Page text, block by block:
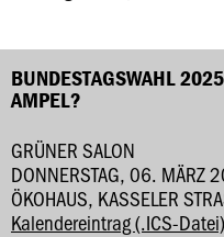
BUNDESTAGSWAHL
AMPEL?
GRÜNER SALON
DONNERSTAG, 06. MÄRZ
ÖKOHAUS, KASSELER
Kalendereintrag (.ICS-